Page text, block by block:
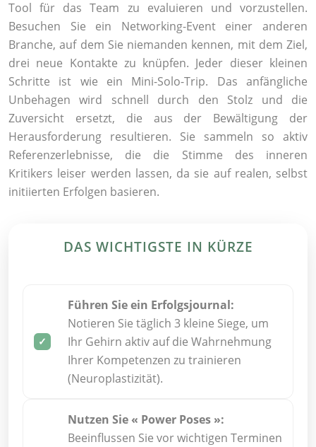
Tool für das Team zu evaluieren und vorzustellen.
Besuchen Sie ein Networking-Event einer anderen
Branche, auf dem Sie niemanden kennen, mit dem Ziel,
drei neue Kontakte zu knüpfen. Jeder dieser kleinen
Schritte ist wie ein Mini-Solo-Trip. Das anfängliche
Unbehagen wird schnell durch den Stolz und die
Zuversicht ersetzt, die aus der Bewältigung der
Herausforderung resultieren. Sie sammeln so aktiv
Referenzerlebnisse, die die Stimme des inneren
Kritikers leiser werden lassen, da sie auf realen, selbst
initiierten Erfolgen basieren.
DAS WICHTIGSTE IN KÜRZE
Führen Sie ein Erfolgsjournal:
Notieren Sie täglich 3 kleine Siege, um
Ihr Gehirn aktiv auf die Wahrnehmung
Ihrer Kompetenzen zu trainieren
(Neuroplastizität).
Nutzen Sie « Power Poses »:
Beeinflussen Sie vor wichtigen Terminen